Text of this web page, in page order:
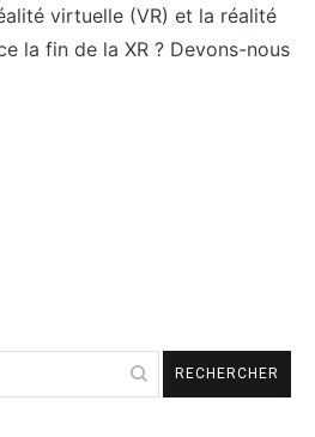
virtuelle (VR) et la réalité
la fin de la XR ? Devons-nous